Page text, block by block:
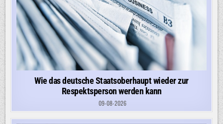
Wie das deutsche Staatsoberhaupt wieder zur
Respektsperson werden kann
09-08-2026